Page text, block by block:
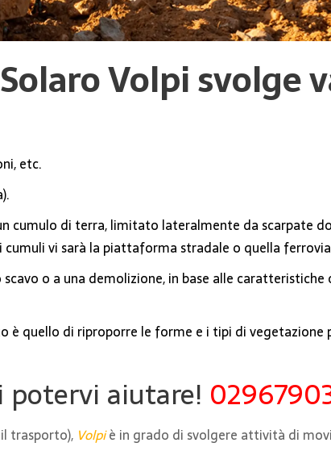
Volpi svolge
etc.
cumulo di terra, limitato lateralmente da scarpate
vi sarà la piattaforma stradale o quella
o a una demolizione, in base alle
è quello di riproporre le forme e i tipi di vegetazione
aiutare!
trasporto), Volpiè in grado di svolgere attività di